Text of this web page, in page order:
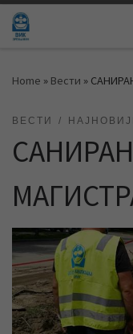
Skip to content
Home » Вести »
ВЕСТИ